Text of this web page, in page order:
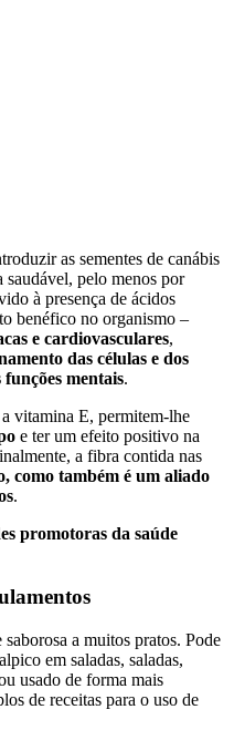
as sementes de canábis
saudável, pelo menos por
à presença de ácidos
benéfico no organismo –
e cardiovasculares,
das células e dos
mentais.
vitamina E, permitem-lhe
e ter um efeito positivo na
a fibra contida nas
como também é um aliado
.
promotoras da saúde
a muitos pratos. Pode
em saladas, saladas,
usado de forma mais
de receitas para o uso de